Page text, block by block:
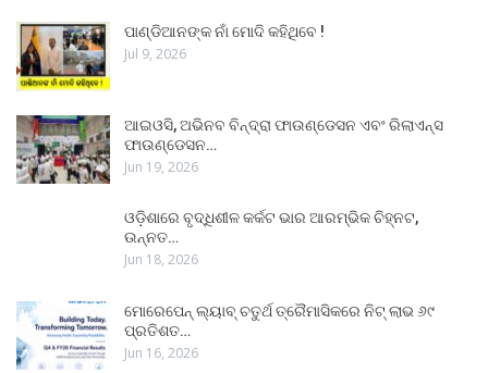
ପାଣ୍ଡିଆନଙ୍କ ନାଁ ମୋଦି କହିଥିବେ !
Jul 9, 2026
ଆଇଓସି, ଅଭିନବ ବିନ୍ଦ୍ରା ଫାଉଣ୍ଡେସନ ଏବଂ ରିଲାଏନ୍ସ
ଫାଉଣ୍ଡେସନ…
Jun 19, 2026
ଓଡ଼ିଶାରେ ବୃଦ୍ଧିଶୀଳ କର୍କଟ ଭାର ଆରମ୍ଭିକ ଚିହ୍ନଟ,
ଉନ୍ନତ…
Jun 18, 2026
ମୋରେପେନ୍ ଲ୍ୟାବ୍ ଚତୁର୍ଥ ତ୍ରୈମାସିକରେ ନିଟ୍ ଲାଭ ୬୯
ପ୍ରତିଶତ…
Jun 16, 2026